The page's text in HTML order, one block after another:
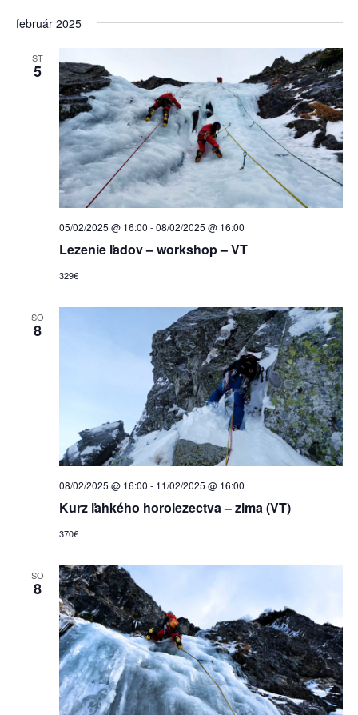
február 2025
ST
5
05/02/2025 @ 16:00 -08/02/2025 @ 16:00
Lezenie ľadov – workshop – VT
329€
SO
8
08/02/2025 @ 16:00 - 11/02/2025 @ 16:00
Kurz ľahkého horolezectva – zima (VT)
370€
SO
8